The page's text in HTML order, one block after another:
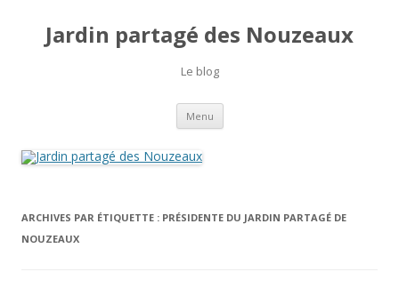
Jardin partagé des Nouzeaux
Le blog
Menu Aller
contenu
ARCHIVES PAR ÉTIQUETTE : PRÉSIDENTE DU JARDIN PARTAGÉ DE
NOUZEAUX